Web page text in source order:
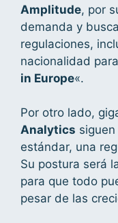
Amplitude, por
demanda y
regulaciones,
nacionalidad
in Europe«.
Por otro lado,
Analytics
estándar, una
Su postura será
para que todo
pesar de las